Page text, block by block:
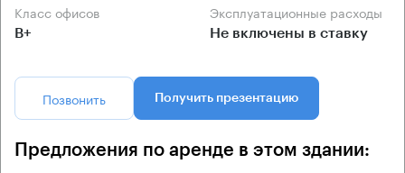
Класс офисов
B+
Эксплуатационные расходы
Не включены в ставку
Позвонить Получить презентацию
Предложения по аренде в этом здании: